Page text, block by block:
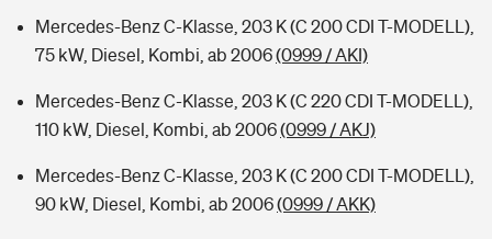
Mercedes-Benz C-Klasse, 203 K (C 200 CDI T-MODELL),
75 kW, Diesel, Kombi, ab 2006(0999 / AKI)
Mercedes-Benz C-Klasse, 203 K (C 220 CDI T-MODELL),
110 kW, Diesel, Kombi, ab 2006(0999 / AKJ)
Mercedes-Benz C-Klasse, 203 K (C 200 CDI T-MODELL),
90 kW, Diesel, Kombi, ab 2006(0999 / AKK)